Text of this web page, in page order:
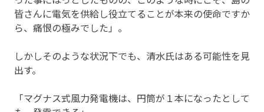
皆さんに電気を供給し役立てることが本来の使命ですか
ら、痛恨の極みでした」。
しかしそのような状況下でも、清水氏はある可能性を見
出す。
「マグナス式風力発電機は、円筒が１本になったとして